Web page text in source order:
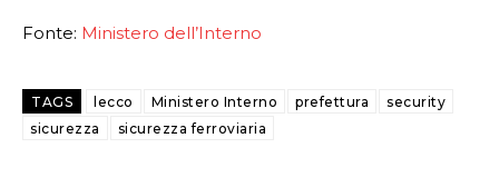
Fonte: Ministero dell’Interno
TAGS lecco Ministero Interno prefettura
security
sicurezza
sicurezza ferroviaria